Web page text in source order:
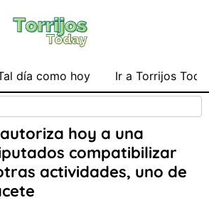
día como hoy Ir a Torrijos
hoy a una
compatibilizar
actividades, uno de